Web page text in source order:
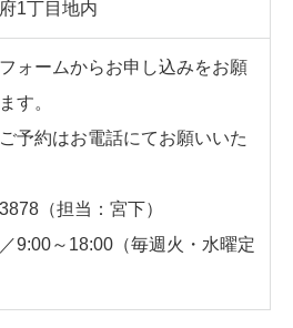
1丁目地内
フォームからお申し込みをお願
す。
ご予約はお電話にてお願いいた
（担当：宮下）
9:00～18:00（毎週火・水曜定